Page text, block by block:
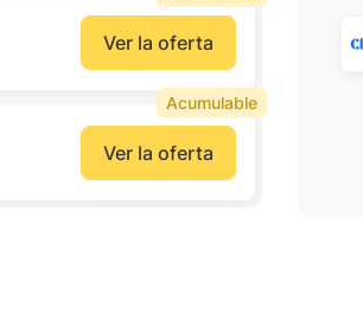
Ver la oferta
Ver la oferta
Acumulable